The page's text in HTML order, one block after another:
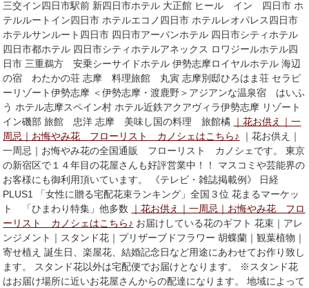
三交イン四日市駅前 新四日市ホテル 大正館 ヒール イン 四日市 ホ
テルルートイン四日市 ホテルエコノ四日市 ホテルレオパレス四日市
ホテルサンルート四日市 四日市アーバンホテル 四日市シティホテル
四日市都ホテル 四日市シティホテルアネックス ロワジールホテル四
日市 三重鵜方 安乗シーサイドホテル 伊勢志摩ロイヤルホテル 海辺
の宿 わたかの荘 志摩 料理旅館 丸寅 志摩別邸ひろはま荘 セラピ
ーリゾート伊勢志摩 ＜伊勢志摩・渡鹿野＞アジアンな温泉宿 はいふ
う ホテル志摩スペイン村 ホテル近鉄アクアヴィラ伊勢志摩 リゾート
イン磯部 旅館 忠洋 志摩 美味し国の料理 旅館橘
｜花お供え｜一
周忌｜お悔やみ花 フローリスト カノシェはこちら♪ ｜花お供え｜
一周忌｜お悔やみ花の全国通販 フローリスト カノシェです。 東京
の新宿区で１４年目の花屋さんも好評営業中！！ マスコミや芸能界の
お客様にも御利用頂いています。 《テレビ・雑誌掲載例》 日経
PLUS1 「女性に贈る宅配花束ランキング」全国３位 花まるマーケッ
ト 「ひまわり特集」他多数
｜花お供え｜一周忌｜お悔やみ花 フロ
ーリスト カノシェはこちら♪ お届けしている花のギフト 花束｜アレ
ンジメント｜スタンド花｜プリザーブドフラワー 胡蝶蘭｜観葉植物｜
寄せ植え 誕生日、楽屋花、結婚記念日など用途にあわせてお作り致し
ます。 スタンド花以外は宅配便でお届けとなります。 ※スタンド花
はお届け場所に近いお花屋さんからの配達になります。 地域によって